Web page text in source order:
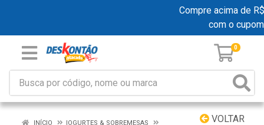
Compre acima de
com o cupom
0
VOLTAR
INÍCIO
IOGURTES & SOBREMESAS